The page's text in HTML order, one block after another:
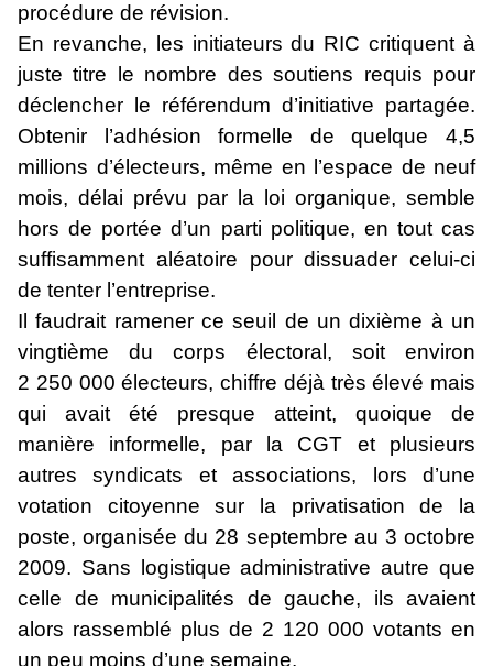
procédure de révision.
En revanche, les initiateurs du RIC critiquent à
juste titre le nombre des soutiens requis pour
déclencher le référendum d’initiative partagée.
Obtenir l’adhésion formelle de quelque 4,5
millions d’électeurs, même en l’espace de neuf
mois, délai prévu par la loi organique, semble
hors de portée d’un parti politique, en tout cas
suffisamment aléatoire pour dissuader celui-ci
de tenter l’entreprise.
Il faudrait ramener ce seuil de un dixième à un
vingtième du corps électoral, soit environ
2 250 000 électeurs, chiffre déjà très élevé mais
qui avait été presque atteint, quoique de
manière informelle, par la CGT et plusieurs
autres syndicats et associations, lors d’une
votation citoyenne sur la privatisation de la
poste, organisée du 28 septembre au 3 octobre
2009. Sans logistique administrative autre que
celle de municipalités de gauche, ils avaient
alors rassemblé plus de 2 120 000 votants en
un peu moins d’une semaine.